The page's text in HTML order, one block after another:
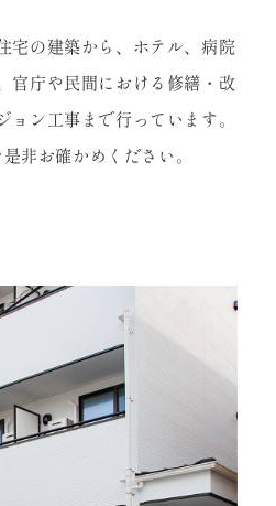
宅の建築から、ホテル、病院
官庁や民間における修繕・改
ョン工事まで行っています。
非お確かめください。